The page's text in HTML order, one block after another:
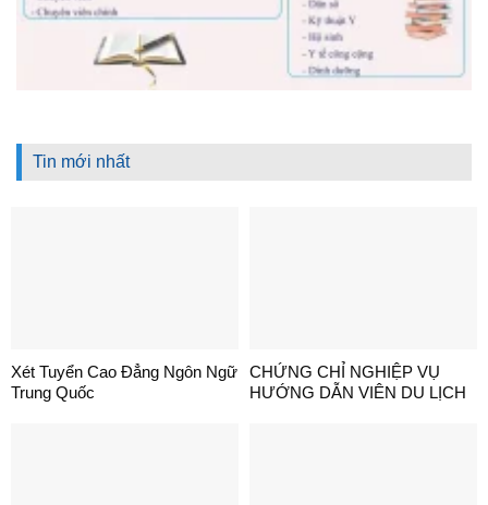
Tin mới nhất
Xét Tuyển Cao Đẳng Ngôn Ngữ
Trung Quốc
CHỨNG CHỈ NGHIỆP VỤ
HƯỚNG DẪN VIÊN DU LỊCH